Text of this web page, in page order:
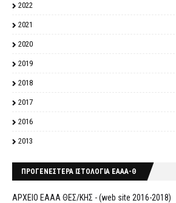
2022
2021
2020
2019
2018
2017
2016
2013
ΠΡΟΓΕΝΕΣΤΕΡΑ ΙΣΤΟΛΟΓΙΑ ΕΑΑΑ-Θ
ΑΡΧΕΙΟ ΕΑΑΑ ΘΕΣ/ΚΗΣ - (web site 2016-2018)